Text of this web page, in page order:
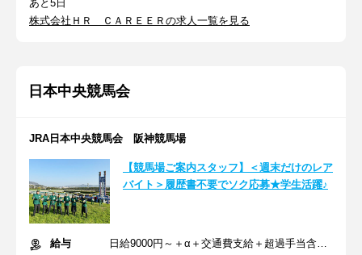
あと5日
株式会社ＨＲ ＣＡＲＥＥＲの求人一覧を見る
日本中央競馬会
JRA日本中央競馬会 阪神競馬場
【競馬場ご案内スタッフ】＜週末だけのレア
バイト＞履歴書不要でソク応募★学生活躍♪
給与
日給9000円～＋α＋交通費支給＋超過手当含む各種手当